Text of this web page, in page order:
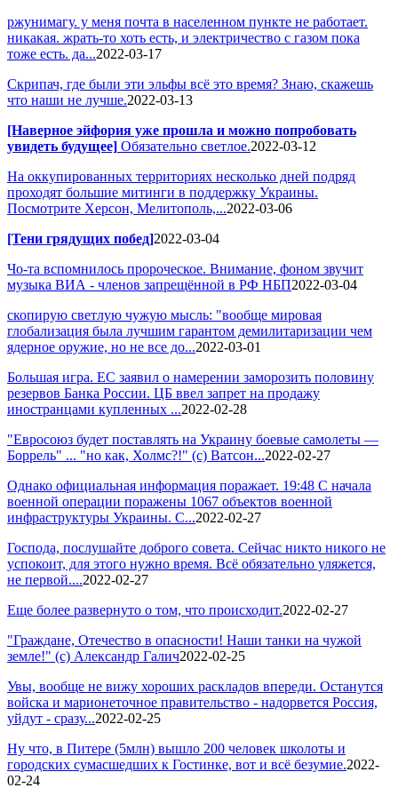
ржунимагу. у меня почта в населенном пункте не работает.
никакая. жрать-то хоть есть, и электричество с газом пока
тоже есть. да...2022-03-17
Скрипач, где были эти эльфы всё это время? Знаю, скажешь
что наши не лучше.2022-03-13
[Наверное эйфория уже прошла и можно попробовать
увидеть будущее] Обязательно светлое.2022-03-12
На оккупированных территориях несколько дней подряд
проходят большие митинги в поддержку Украины.
Посмотрите Херсон, Мелитополь,...2022-03-06
[Тени грядущих побед]2022-03-04
Чо-та вспомнилось пророческое. Внимание, фоном звучит
музыка ВИА - членов запрещённой в РФ НБП2022-03-04
скопирую светлую чужую мысль: "вообще мировая
глобализация была лучшим гарантом демилитаризации чем
ядерное оружие, но не все до...2022-03-01
Большая игра. ЕС заявил о намерении заморозить половину
резервов Банка России. ЦБ ввел запрет на продажу
иностранцами купленных ...2022-02-28
"Евросоюз будет поставлять на Украину боевые самолеты —
Боррель" ... "но как, Холмс?!" (с) Ватсон...2022-02-27
Однако официальная информация поражает. 19:48 С начала
военной операции поражены 1067 объектов военной
инфраструктуры Украины. С...2022-02-27
Господа, послушайте доброго совета. Сейчас никто никого не
успокоит, для этого нужно время. Всё обязательно уляжется,
не первой....2022-02-27
Еще более развернуто о том, что происходит.2022-02-27
"Граждане, Отечество в опасности! Наши танки на чужой
земле!" (с) Александр Галич2022-02-25
Увы, вообще не вижу хороших раскладов впереди. Останутся
войска и марионеточное правительство - надорвется Россия,
уйдут - сразу...2022-02-25
Ну что, в Питере (5млн) вышло 200 человек школоты и
городских сумасшедших к Гостинке, вот и всё безумие.2022-
02-24